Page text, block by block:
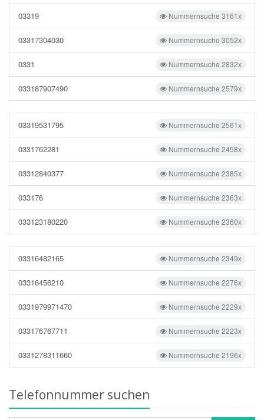
Nummernsuche 3161x
03319
Nummernsuche 3052x
03317304030
Nummernsuche 2832x
0331
Nummernsuche 2579x
033187907490
Nummernsuche 2561x
03319531795
Nummernsuche 2458x
0331762281
Nummernsuche 2385x
03312840377
Nummernsuche 2363x
033176
Nummernsuche 2360x
033123180220
Nummernsuche 2349x
03316482165
Nummernsuche 2276x
03316456210
Nummernsuche 2229x
0331979971470
Nummernsuche 2223x
033176767711
Nummernsuche 2196x
0331278311660
Telefonnummer suchen